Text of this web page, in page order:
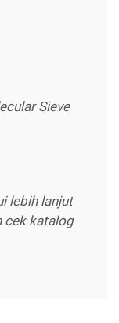
Sieve
lebih lanjut
cek katalog